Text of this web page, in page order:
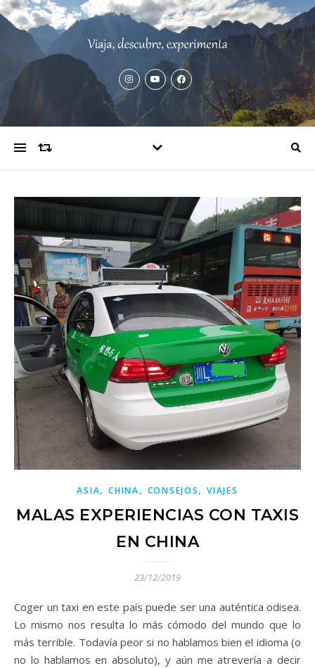
ASIA,CHINA, CONSEJOS,VIAJES
MALAS EXPERIENCIAS CON TAXIS
EN CHINA
23/12/2019
Coger un taxi en este país puede ser una auténtica odisea.
Lo mismo nos resulta lo más cómodo del mundo que lo
más terrible. Todavía peor si no hablamos bien el idioma (o
no lo hablamos en absoluto), y aún me atrevería a decir